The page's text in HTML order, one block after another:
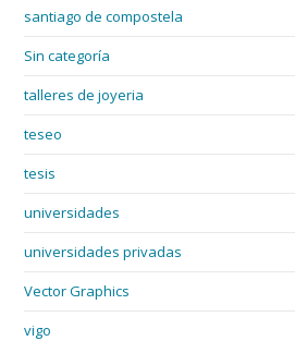
santiago de compostela
Sin categoría
talleres de joyeria
teseo
tesis
universidades
universidades privadas
Vector Graphics
vigo